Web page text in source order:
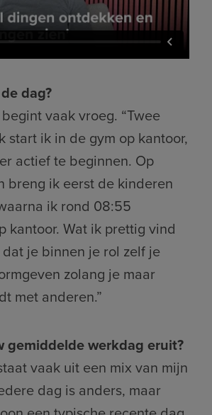
dag?
vaak vroeg. “Twee
start ik in de gym op kantoor,
actief te beginnen. Op
breng ik eerst de kinderen
ik rond 08:55
kantoor. Wat ik prettig vind
je binnen je rol zelf je
zolang je maar
met anderen.”
gemiddelde werkdag eruit?
vaak uit een mix van mijn
dag is anders, maar